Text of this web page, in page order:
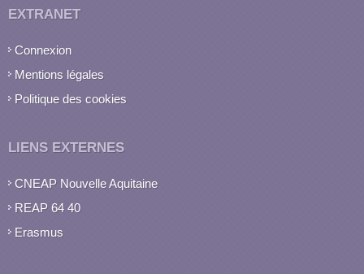
EXTRANET
Connexion
Mentions légales
Politique des cookies
LIENS EXTERNES
CNEAP Nouvelle Aquitaine
REAP 64 40
Erasmus